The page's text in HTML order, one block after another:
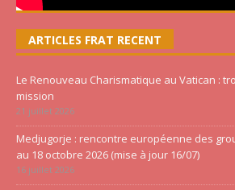
ARTICLES FRAT RECENT
Le Renouveau Charismatique au Vatican :
mission
21 juillet 2026
Medjugorje : rencontre européenne des
au 18 octobre 2026 (mise à jour 16/07)
16 juillet 2026